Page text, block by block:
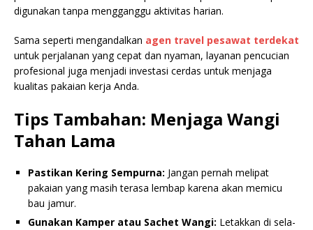
digunakan tanpa mengganggu aktivitas harian.
Sama seperti mengandalkan agen travel pesawat terdekat
untuk perjalanan yang cepat dan nyaman, layanan pencucian
profesional juga menjadi investasi cerdas untuk menjaga
kualitas pakaian kerja Anda.
Tips Tambahan: Menjaga Wangi
Tahan Lama
Pastikan Kering Sempurna: Jangan pernah melipat
pakaian yang masih terasa lembap karena akan memicu
bau jamur.
Gunakan Kamper atau Sachet Wangi: Letakkan di sela-